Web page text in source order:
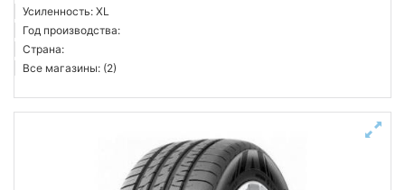
Усиленность: XL
Год производства:
Страна:
Все магазины: (2)